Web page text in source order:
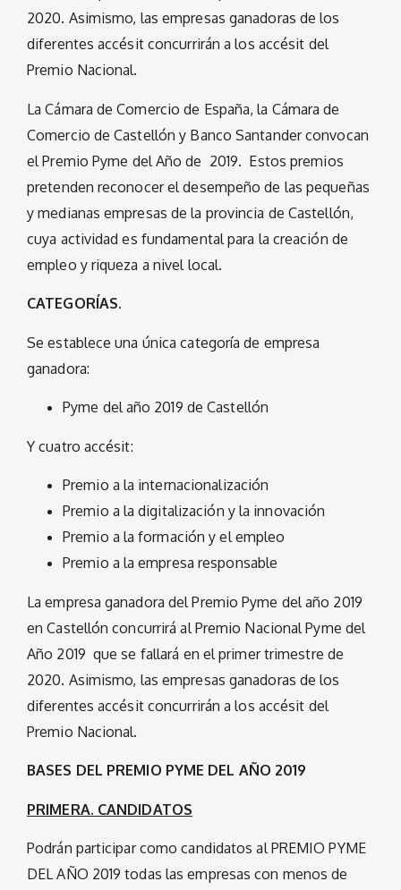
2020. Asimismo, las empresas ganadoras de los
diferentes accésit concurrirán a los accésit del
Premio Nacional.
La Cámara de Comercio de España, la Cámara de
Comercio de Castellón y Banco Santander convocan
el Premio Pyme del Año de 2019. Estos premios
pretenden reconocer el desempeño de las pequeñas
y medianas empresas de la provincia de Castellón,
cuya actividad es fundamental para la creación de
empleo y riqueza a nivel local.
CATEGORÍAS.
Se establece una única categoría de empresa
ganadora:
Pyme del año 2019 de Castellón
Y cuatro accésit:
Premio a la internacionalización
Premio a la digitalización y la innovación
Premio a la formación y el empleo
Premio a la empresa responsable
La empresa ganadora del Premio Pyme del año 2019
en Castellón concurrirá al Premio Nacional Pyme del
Año 2019 que se fallará en el primer trimestre de
2020. Asimismo, las empresas ganadoras de los
diferentes accésit concurrirán a los accésit del
Premio Nacional.
BASES DEL PREMIO PYME DEL AÑO 2019
PRIMERA. CANDIDATOS
Podrán participar como candidatos al PREMIO PYME
DEL AÑO 2019 todas las empresas con menos de